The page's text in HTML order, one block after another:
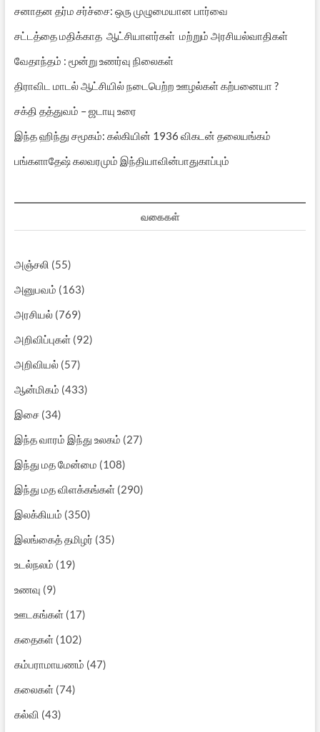
சனாதன தர்ம சர்ச்சை: ஒரு முழுமையான பார்வை
சட்டத்தை மதிக்காத ஆட்சியாளர்கள் மற்றும் அரசியல்வாதிகள்
வேதாந்தம் : மூன்று உணர்வு நிலைகள்
திராவிட மாடல் ஆட்சியில் நடைபெற்ற ஊழல்கள் கற்பனையா ?
சக்தி தத்துவம் – ஜடாயு உரை
இந்த ஹிந்து சமூகம்: கல்கியின் 1936 விகடன் தலையங்கம்
பங்களாதேஷ் கலவரமும் இந்தியாவின்பாதுகாப்பும்
வகைகள்
அஞ்சலி (55)
அனுபவம் (163)
அரசியல்(769)
அறிவிப்புகள்(92)
அறிவியல்(57)
ஆன்மிகம் (433)
இசை(34)
இந்த வாரம் இந்து உலகம் (27)
இந்து மத மேன்மை (108)
இந்து மத விளக்கங்கள்(290)
இலக்கியம் (350)
இலங்கைத் தமிழர் (35)
உடல்நலம் (19)
உணவு (9)
ஊடகங்கள்(17)
கதைகள்(102)
கம்பராமாயணம் (47)
கலைகள்(74)
கல்வி (43)